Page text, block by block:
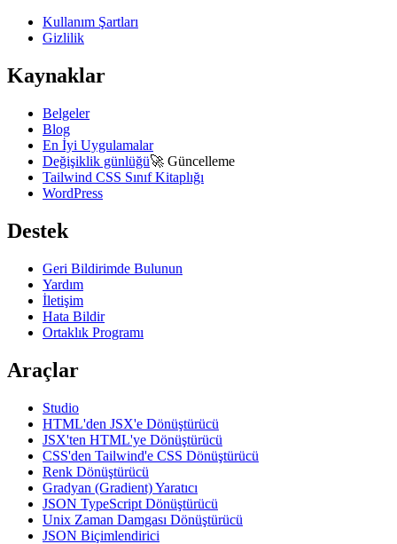
Kullanım Şartları
Gizlilik
Kaynaklar
Belgeler
Blog
En İyi Uygulamalar
Değişiklik günlüğü🚀 Güncelleme
Tailwind CSS Sınıf Kitaplığı
WordPress
Destek
Geri Bildirimde Bulunun
Yardım
İletişim
Hata Bildir
Ortaklık Programı
Araçlar
Studio
HTML'den JSX'e Dönüştürücü
JSX'ten HTML'ye Dönüştürücü
CSS'den Tailwind'e CSS Dönüştürücü
Renk Dönüştürücü
Gradyan (Gradient) Yaratıcı
JSON TypeScript Dönüştürücü
Unix Zaman Damgası Dönüştürücü
JSON Biçimlendirici